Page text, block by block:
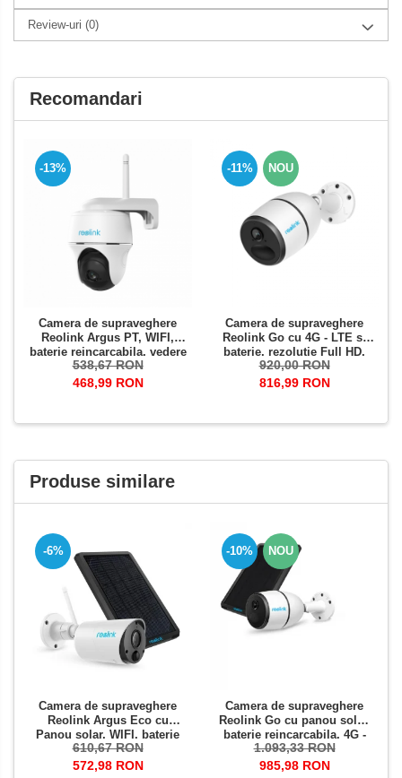
Review-uri (0)
Recomandari
-13%
Camera de supraveghere
Reolink Argus PT, WIFI,
baterie reincarcabila, vedere
nocturna, slot Micro SD
Card, avertizare miscare pe
538,67 RON
468,99 RON
-11% NOU
Camera de supraveghere
Reolink Go cu 4G - LTE si
baterie, rezolutie Full HD,
senzor de miscare,
avertizare miscare pe email
920,00 RON
816,99 RON
Produse similare
-6%
Camera de supraveghere
Reolink Argus Eco cu
Panou solar, WIFI, baterie
reincarcabila, slot Micro SD
Card, rezolutie Full HD,
610,67 RON
572,98 RON
-10% NOU
Camera de supraveghere
Reolink Go cu panou solar,
baterie reincarcabila, 4G -
LTE, rezolutie Full HD,
senzor de miscare
1.093,33 RON
985,98 RON